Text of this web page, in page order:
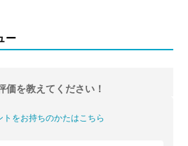
ー
価を教えてください！
トをお持ちのかたはこちら